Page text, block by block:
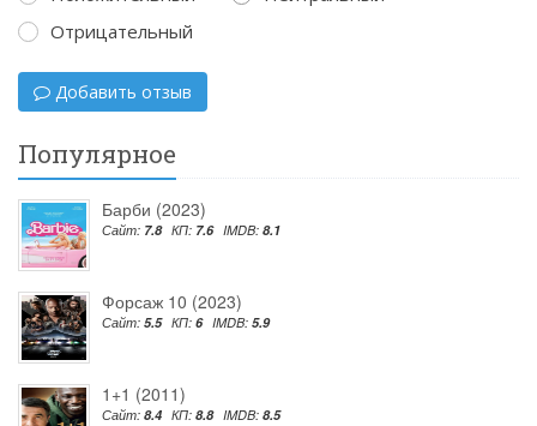
Отрицательный
Добавить отзыв
Популярное
Барби (2023)
Сайт: 7.8 КП: 7.6 IMDB: 8.1
Форсаж 10 (2023)
Сайт: 5.5 КП: 6 IMDB: 5.9
1+1 (2011)
Сайт: 8.4 КП: 8.8 IMDB: 8.5